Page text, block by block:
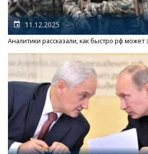
11.12.2025
Аналитики рассказали, как быстро рф может